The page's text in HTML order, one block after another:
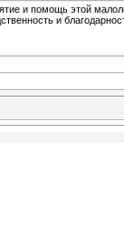
и помощь этой
и